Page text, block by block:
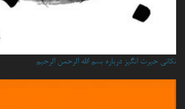
نكاتي حيرت انگيز درباره بسم الله الرحمن الرحيم